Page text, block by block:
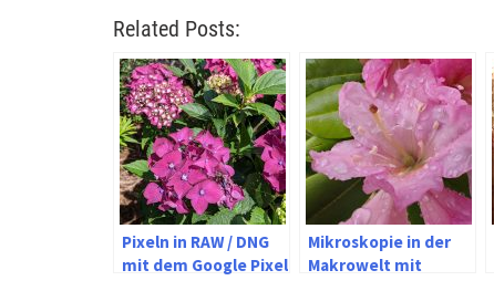
Related Posts:
Pixeln in RAW / DNG
mit dem Google Pixel
Mikroskopie in der
Makrowelt mit